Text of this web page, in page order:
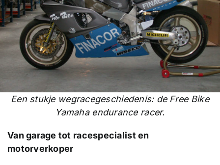
Een stukje wegracegeschiedenis: de Free Bike
Yamaha endurance racer.
Van garage tot racespecialist en
motorverkoper